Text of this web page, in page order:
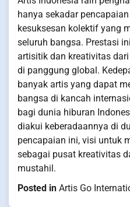
hanya sekadar
kesuksesan kolektif yang
seluruh bangsa. Prestasi
artisitik dan kreativitas
di panggung global.
banyak artis yang dapat
bangsa di kancah
bagi dunia hiburan
diakui keberadaannya di
pencapaian ini, visi untuk
sebagai pusat kreativitas
mustahil.
Posted in Artis Go